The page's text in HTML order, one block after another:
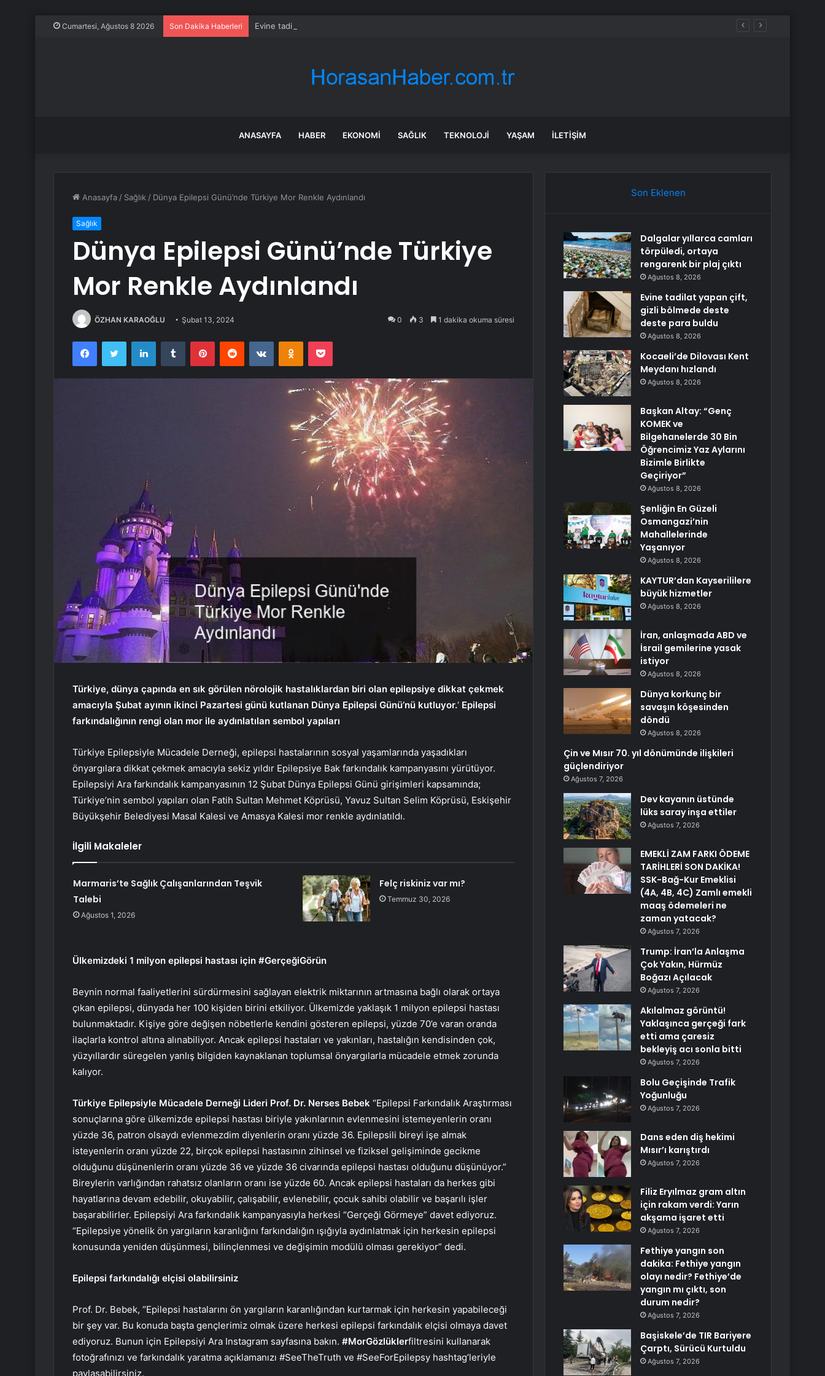
Cumartesi, Ağustos 8 2026 Son Dakika Haberleri Evine tadilat yapan çift, gizli bölmede deste deste para buldu
ANASAYFA HABER EKONOMI SAĞLIK TEKNOLOJI YAŞAM İLETIŞIM
Anasayfa / Sağlık / Dünya Epilepsi Günü’nde Türkiye Mor Renkle Aydınlandı
Sağlık
Dünya Epilepsi Günü’nde Türkiye
Mor Renkle Aydınlandı
ÖZHAN KARAOĞLU Şubat 13, 2024 0 3 1 dakika okuma süresi
FacebookTwitter LinkedInTumblr PinterestReddit VKontakteOdnoklassniki
Pocket
Türkiye, dünya çapında en sık görülen nörolojik hastalıklardan biri olan epilepsiye dikkat çekmek
amacıyla Şubat ayının ikinci Pazartesi günü kutlanan Dünya Epilepsi Günü’nü kutluyor.‘ Epilepsi
farkındalığının rengi olan mor ile aydınlatılan sembol yapıları
Türkiye Epilepsiyle Mücadele Derneği, epilepsi hastalarının sosyal yaşamlarında yaşadıkları
önyargılara dikkat çekmek amacıyla sekiz yıldır Epilepsiye Bak farkındalık kampanyasını yürütüyor.
Epilepsiyi Ara farkındalık kampanyasının 12 Şubat Dünya Epilepsi Günü girişimleri kapsamında;
Türkiye’nin sembol yapıları olan Fatih Sultan Mehmet Köprüsü, Yavuz Sultan Selim Köprüsü, Eskişehir
Büyükşehir Belediyesi Masal Kalesi ve Amasya Kalesi mor renkle aydınlatıldı.
İlgili Makaleler
Marmaris’te Sağlık Çalışanlarından Teşvik
Talebi
Ağustos 1, 2026
Felç riskiniz var mı?
Temmuz 30, 2026
Ülkemizdeki 1 milyon epilepsi hastası için #GerçeğiGörün
Beynin normal faaliyetlerini sürdürmesini sağlayan elektrik miktarının artmasına bağlı olarak ortaya
çıkan epilepsi, dünyada her 100 kişiden birini etkiliyor. Ülkemizde yaklaşık 1 milyon epilepsi hastası
bulunmaktadır. Kişiye göre değişen nöbetlerle kendini gösteren epilepsi, yüzde 70’e varan oranda
ilaçlarla kontrol altına alınabiliyor. Ancak epilepsi hastaları ve yakınları, hastalığın kendisinden çok,
yüzyıllardır süregelen yanlış bilgiden kaynaklanan toplumsal önyargılarla mücadele etmek zorunda
kalıyor.
Türkiye Epilepsiyle Mücadele Derneği Lideri Prof. Dr. Nerses Bebek “Epilepsi Farkındalık Araştırması
sonuçlarına göre ülkemizde epilepsi hastası biriyle yakınlarının evlenmesini istemeyenlerin oranı
yüzde 36, patron olsaydı evlenmezdim diyenlerin oranı yüzde 36. Epilepsili bireyi işe almak
isteyenlerin oranı yüzde 22, birçok epilepsi hastasının zihinsel ve fiziksel gelişiminde gecikme
olduğunu düşünenlerin oranı yüzde 36 ve yüzde 36 civarında epilepsi hastası olduğunu düşünüyor.”
Bireylerin varlığından rahatsız olanların oranı ise yüzde 60. Ancak epilepsi hastaları da herkes gibi
hayatlarına devam edebilir, okuyabilir, çalışabilir, evlenebilir, çocuk sahibi olabilir ve başarılı işler
başarabilirler. Epilepsiyi Ara farkındalık kampanyasıyla herkesi “Gerçeği Görmeye” davet ediyoruz.
“Epilepsiye yönelik ön yargıların karanlığını farkındalığın ışığıyla aydınlatmak için herkesin epilepsi
konusunda yeniden düşünmesi, bilinçlenmesi ve değişimin modülü olması gerekiyor” dedi.
Epilepsi farkındalığı elçisi olabilirsiniz
Prof. Dr. Bebek, “Epilepsi hastalarını ön yargıların karanlığından kurtarmak için herkesin yapabileceği
bir şey var. Bu konuda başta gençlerimiz olmak üzere herkesi epilepsi farkındalık elçisi olmaya davet
ediyoruz. Bunun için Epilepsiyi Ara Instagram sayfasına bakın. #MorGözlüklerfiltresini kullanarak
fotoğrafınızı ve farkındalık yaratma açıklamanızı #SeeTheTruth ve #SeeForEpilepsy hashtag’leriyle
paylaşabilirsiniz.
Son Eklenen
Dalgalar yıllarca camları
törpüledi, ortaya
rengarenk bir plaj çıktı
Ağustos 8, 2026
Evine tadilat yapan çift,
gizli bölmede deste
deste para buldu
Ağustos 8, 2026
Kocaeli’de Dilovası Kent
Meydanı hızlandı
Ağustos 8, 2026
Başkan Altay: “Genç
KOMEK ve
Bilgehanelerde 30 Bin
Öğrencimiz Yaz Aylarını
Bizimle Birlikte
Geçiriyor”
Ağustos 8, 2026
Şenliğin En Güzeli
Osmangazi’nin
Mahallelerinde
Yaşanıyor
Ağustos 8, 2026
KAYTUR’dan Kayserililere
büyük hizmetler
Ağustos 8, 2026
İran, anlaşmada ABD ve
İsrail gemilerine yasak
istiyor
Ağustos 8, 2026
Dünya korkunç bir
savaşın köşesinden
döndü
Ağustos 8, 2026
Çin ve Mısır 70. yıl dönümünde ilişkileri
güçlendiriyor
Ağustos 7, 2026
Dev kayanın üstünde
lüks saray inşa ettiler
Ağustos 7, 2026
EMEKLİ ZAM FARKI ÖDEME
TARİHLERİ SON DAKİKA!
SSK-Bağ-Kur Emeklisi
(4A, 4B, 4C) Zamlı emekli
maaş ödemeleri ne
zaman yatacak?
Ağustos 7, 2026
Trump: İran’la Anlaşma
Çok Yakın, Hürmüz
Boğazı Açılacak
Ağustos 7, 2026
Akılalmaz görüntü!
Yaklaşınca gerçeği fark
etti ama çaresiz
bekleyiş acı sonla bitti
Ağustos 7, 2026
Bolu Geçişinde Trafik
Yoğunluğu
Ağustos 7, 2026
Dans eden diş hekimi
Mısır’ı karıştırdı
Ağustos 7, 2026
Filiz Eryılmaz gram altın
için rakam verdi: Yarın
akşama işaret etti
Ağustos 7, 2026
Fethiye yangın son
dakika: Fethiye yangın
olayı nedir? Fethiye’de
yangın mı çıktı, son
durum nedir?
Ağustos 7, 2026
Başiskele’de TIR Bariyere
Çarptı, Sürücü Kurtuldu
Ağustos 7, 2026